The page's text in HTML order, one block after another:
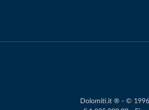
Dolomiti.it ® - © 1996-